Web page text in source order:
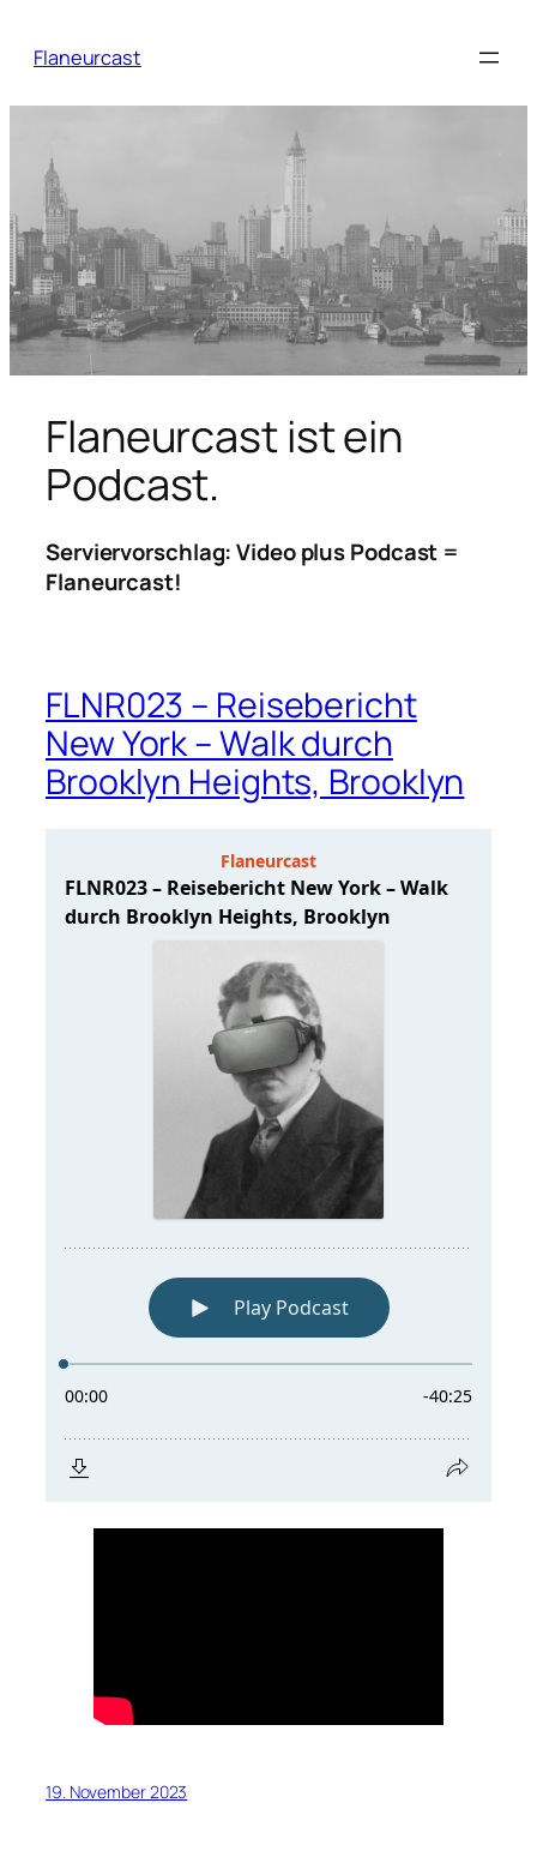
Inhalt
Flaneurcast
Flaneurcast ist ein
Podcast.
Serviervorschlag: Video plus Podcast =
Flaneurcast!
FLNR023 – Reisebericht
New York – Walk durch
Brooklyn Heights, Brooklyn
19. November 2023